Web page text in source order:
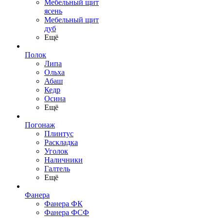
Мебельный щит
ясень
Мебельный щит
дуб
Ещё
Полок
Липа
Ольха
Абаш
Кедр
Осина
Ещё
Погонаж
Плинтус
Раскладка
Уголок
Наличники
Галтель
Ещё
Фанера
Фанера ФК
Фанера ФСФ